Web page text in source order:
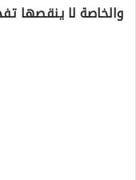
والخاصة لا ينقصها